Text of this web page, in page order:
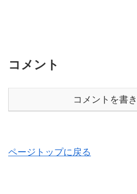
コメント
コメントを書
ページトップに戻る